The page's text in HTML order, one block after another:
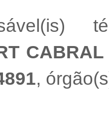
,